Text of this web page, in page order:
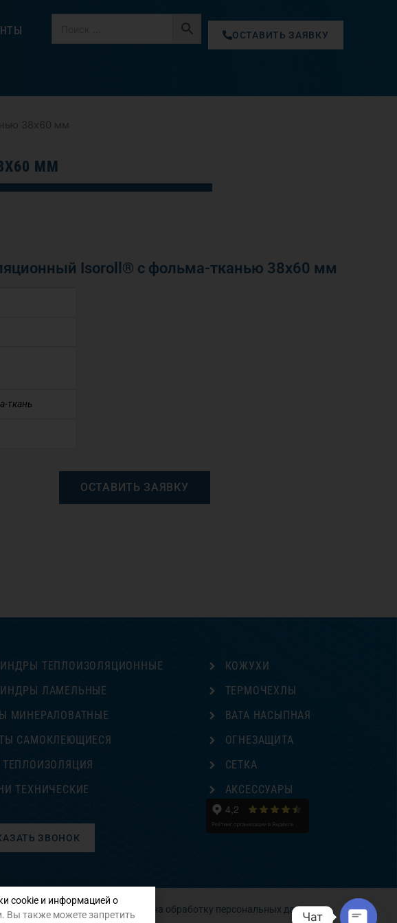
ОСТАВИТЬ ЗАЯВКУ
38х60 мм
ММ
Isoroll® с фольма-тканью 38х60 мм
ткань
ОСТАВИТЬ ЗАЯВКУ
ТЕПЛОИЗОЛЯЦИОННЫЕ
ЛАМЕЛЬНЫЕ
МИНЕРАЛОВАТНЫЕ
САМОКЛЕЮЩИЕСЯ
ТЕПЛОИЗОЛЯЦИЯ
ТЕХНИЧЕСКИЕ
ЗВОНОК
КОЖУХИ
ТЕРМОЧЕХЛЫ
ВАТА НАСЫПНАЯ
ОГНЕЗАЩИТА
СЕТКА
АКСЕССУАРЫ
Согласие на обработку персональных данных
cookie и информацией о
Вы также можете запретить Чат